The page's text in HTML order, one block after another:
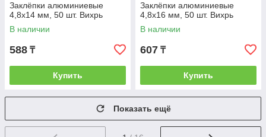
Заклёпки алюминиевые
4,8х14 мм, 50 шт. Вихрь
В наличии
588 ₸
Купить
Заклёпки алюминиевые
4,8х16 мм, 50 шт. Вихрь
В наличии
607 ₸
Купить
Показать ещё